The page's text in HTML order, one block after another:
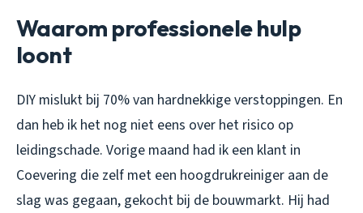
Waarom professionele hulp
loont
DIY mislukt bij 70% van hardnekkige verstoppingen. En
dan heb ik het nog niet eens over het risico op
leidingschade. Vorige maand had ik een klant in
Coevering die zelf met een hoogdrukreiniger aan de
slag was gegaan, gekocht bij de bouwmarkt. Hij had